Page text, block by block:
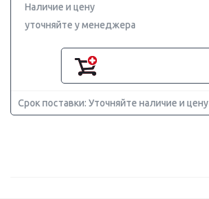
Наличие и цену
уточняйте у менеджера
Срок поставки: Уточняйте наличие и цену